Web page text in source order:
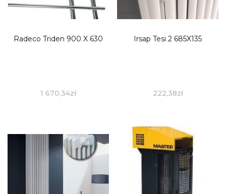
Radeco Triden 900 X 630
1 670,34zł
Irsap Tesi 2 685X135
222,38zł